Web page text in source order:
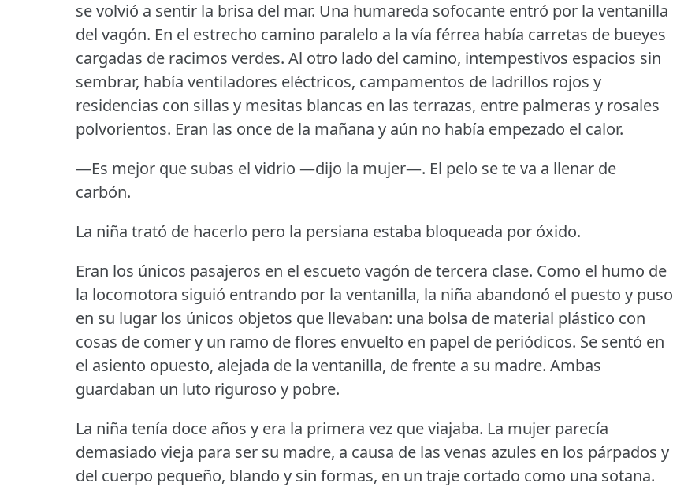
se volvió a sentir la brisa del mar. Una humareda sofocante entró por la ventanilla
del vagón. En el estrecho camino paralelo a la vía férrea había carretas de bueyes
cargadas de racimos verdes. Al otro lado del camino, intempestivos espacios sin
sembrar, había ventiladores eléctricos, campamentos de ladrillos rojos y
residencias con sillas y mesitas blancas en las terrazas, entre palmeras y rosales
polvorientos. Eran las once de la mañana y aún no había empezado el calor.
—Es mejor que subas el vidrio —dijo la mujer—. El pelo se te va a llenar de
carbón.
La niña trató de hacerlo pero la persiana estaba bloqueada por óxido.
Eran los únicos pasajeros en el escueto vagón de tercera clase. Como el humo de
la locomotora siguió entrando por la ventanilla, la niña abandonó el puesto y puso
en su lugar los únicos objetos que llevaban: una bolsa de material plástico con
cosas de comer y un ramo de flores envuelto en papel de periódicos. Se sentó en
el asiento opuesto, alejada de la ventanilla, de frente a su madre. Ambas
guardaban un luto riguroso y pobre.
La niña tenía doce años y era la primera vez que viajaba. La mujer parecía
demasiado vieja para ser su madre, a causa de las venas azules en los párpados y
del cuerpo pequeño, blando y sin formas, en un traje cortado como una sotana.